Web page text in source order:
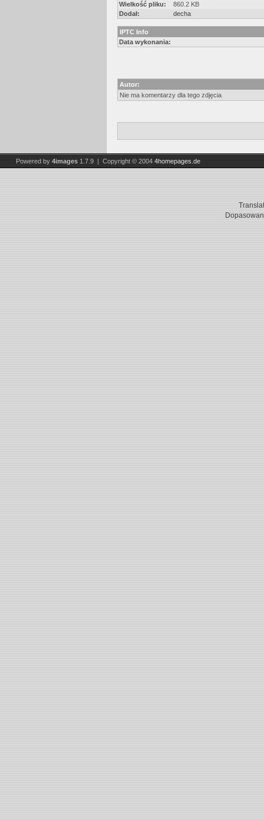
Wielkość pliku:
860.2 KB
Dodał:
decha
IPTC Info
Data wykonania:
Autor:
Nie ma komentarzy dla tego zdjęcia
Powered by 4images 1.7.9 | Copyright © 2004 4homepages.de